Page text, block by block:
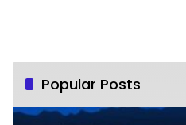
Popular Posts